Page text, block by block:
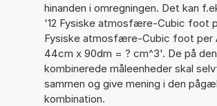
hinanden i omregningen. Det kan
'12 Fysiske atmosfære-Cubic foot
Fysiske atmosfære-Cubic foot per
44cm x 90dm = ? cm^3'. De på
kombinerede måleenheder skal
sammen og give mening i den
kombination.